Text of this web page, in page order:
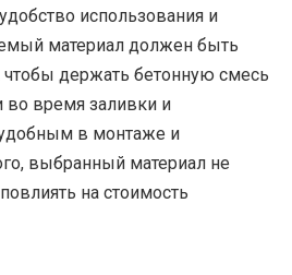
использования и
материал должен быть
держать бетонную смесь
время заливки и
в монтаже и
выбранный материал не
на стоимость